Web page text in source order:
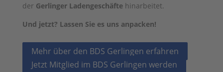
der Gerlinger Ladengeschäftehinarbeitet.
Und jetzt? Lassen Sie es uns anpacken!
Mehr über den BDS Gerlingen erfahren
Jetzt Mitglied im BDS Gerlingen werden